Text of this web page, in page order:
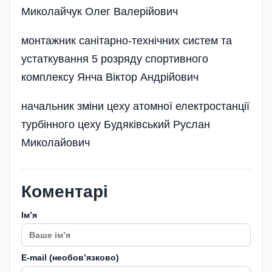
Миколайчук Олег Валерійович
монтажник санітарно-технічних систем та
устаткування 5 розряду спортивного
комплексу Янча Віктор Андрійович
начальник зміни цеху атомної електростанції
турбінного цеху Будяківський Руслан
Миколайович
Коментарі
Імʼя
E-mail (необовʼязково)